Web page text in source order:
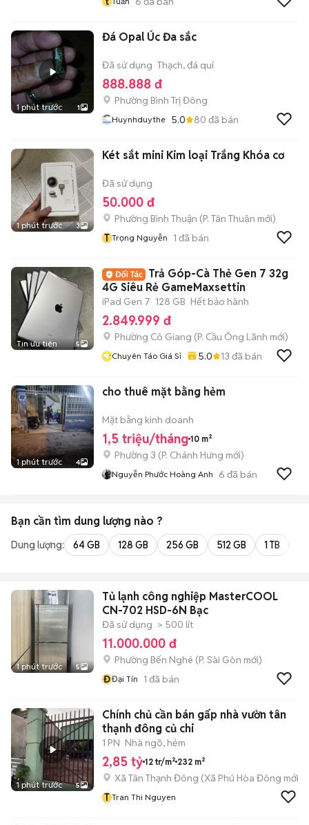
1 phút trước 1
Đá Opal Úc Đa sắc
Đã sử dụng Thạch, đá quí
888.888 đ
Phường Bình Trị Đông
Huynhduythe 5.0 80 đã bán
1 phút trước 3
Két sắt mini Kim loại Trắng Khóa cơ
Đã sử dụng
50.000 đ
Phường Bình Thuận (P. Tân Thuận mới)
T Trọng Nguyễn 1 đã bán
Tin ưu tiên 5
Trả Góp-Cà Thẻ Gen 7 32g
4G Siêu Rẻ GameMaxsettin
iPad Gen 7 128 GB Hết bảo hành
2.849.999 đ
Phường Cô Giang (P. Cầu Ông Lãnh mới)
Chuyên Táo Giá Sỉ 5.0 13 đã bán
1 phút trước 4
cho thuê mặt bằng hẻm
Mặt bằng kinh doanh
1,5 triệu/tháng 10 m²
Phường 3 (P. Chánh Hưng mới)
Nguyễn Phước Hoàng Anh 6 đã bán
Bạn cần tìm dung lượng nào ?
Dung lượng: 64 GB 128 GB 256 GB 512 GB 1 TB
1 phút trước 5
Tủ lạnh công nghiệp MasterCOOL
CN-702 HSD-6N Bạc
Đã sử dụng > 500 lít
11.000.000 đ
Phường Bến Nghé (P. Sài Gòn mới)
ĐĐại Tín 1 đã bán
1 phút trước 5
Chính chủ cần bán gấp nhà vườn tân
thạnh đông củ chi
1 PN Nhà ngõ, hẻm
2,85 tỷ 12 tr/m² 232 m²
Xã Tân Thạnh Đông (Xã Phú Hòa Đông mới)
T Tran Thi Nguyen